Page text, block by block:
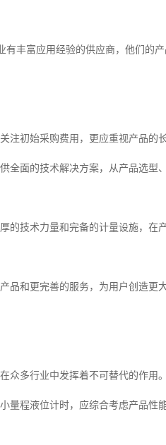
丰富应用经验的供应商，他们的产
注初始采购费用，更应重视产品的
全面的技术解决方案，从产品选型
的技术力量和完备的计量设施，
品和更完善的服务，为用户创造更
众多行业中发挥着不可替代的作用。
量程液位计时，应综合考虑产品性